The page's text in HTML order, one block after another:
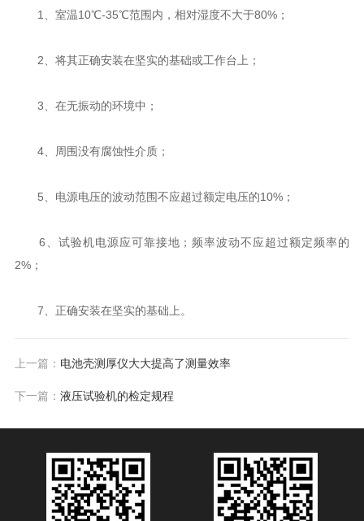
1、室温10℃-35℃范围内，相对湿度不大于80%；
2、将其正确安装在坚实的基础或工作台上；
3、在无振动的环境中；
4、周围没有腐蚀性介质；
5、电源电压的波动范围不应超过额定电压的10%；
6、试验机电源应可靠接地；频率波动不应超过额定频率的
2%；
7、正确安装在坚实的基础上。
上一篇： 电池壳测厚仪大大提高了测量效率
下一篇： 液压试验机的检定规程